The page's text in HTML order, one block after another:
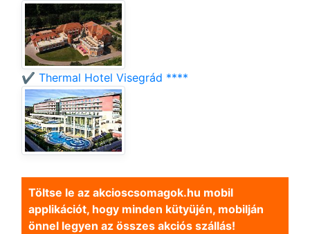
✔️ Thermal Hotel Visegrád ****
Töltse le az akcioscsomagok.hu mobil
applikációt, hogy minden kütyüjén, mobilján
önnel legyen az összes akciós szállás!